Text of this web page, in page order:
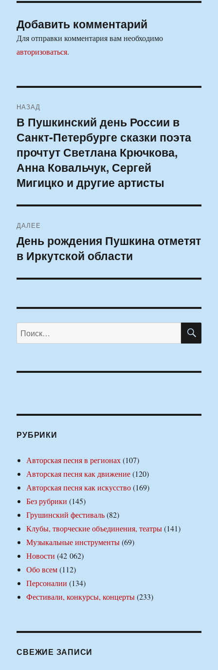
Добавить комментарий
Для отправки комментария вам необходимо
авторизоваться.
по
записям
НАЗАД
Предыдущая
запись:
В Пушкинский день России в
Санкт-Петербурге сказки поэта
прочтут Светлана Крючкова,
Анна Ковальчук, Сергей
Мигицко и другие артисты
ДАЛЕЕ
Следующая
запись:
День рождения Пушкина отметят
в Иркутской области
Искать:
РУБРИКИ
Авторская песня в регионах(107)
Авторская песня как движение(120)
Авторская песня как искусство(169)
Без рубрики (145)
Грушинский фестиваль(82)
Клубы, творческие объединения, театры(141)
Музыкальные инструменты(69)
Новости (42 062)
Обо всем(112)
Персоналии (134)
Фестивали, конкурсы, концерты(233)
СВЕЖИЕ ЗАПИСИ